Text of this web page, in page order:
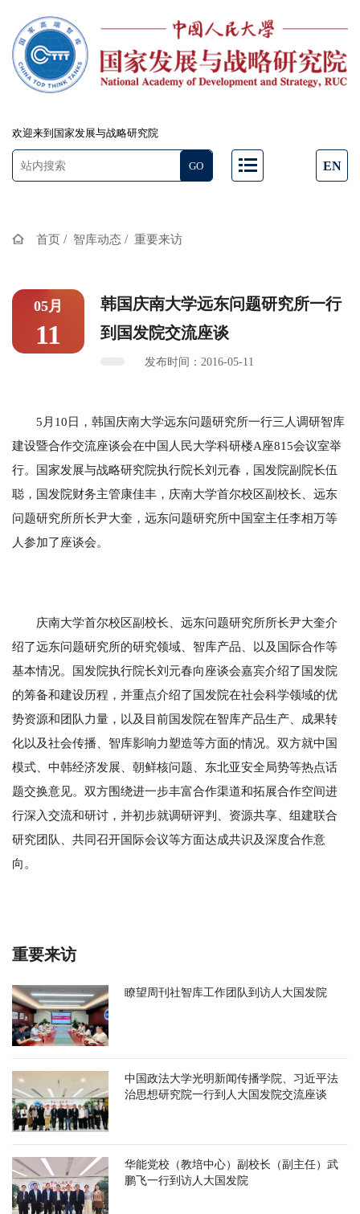
欢迎来到国家发展与战略研究院
EN
首页 / 智库动态 / 重要来访
05月
11
韩国庆南大学远东问题研究所一行
到国发院交流座谈
发布时间：2016-05-11
5月10日，韩国庆南大学远东问题研究所一行三人调研智库
建设暨合作交流座谈会在中国人民大学科研楼A座815会议室举
行。国家发展与战略研究院执行院长刘元春，国发院副院长伍
聪，国发院财务主管康佳丰，庆南大学首尔校区副校长、远东
问题研究所所长尹大奎，远东问题研究所中国室主任李相万等
人参加了座谈会。
庆南大学首尔校区副校长、远东问题研究所所长尹大奎介
绍了远东问题研究所的研究领域、智库产品、以及国际合作等
基本情况。国发院执行院长刘元春向座谈会嘉宾介绍了国发院
的筹备和建设历程，并重点介绍了国发院在社会科学领域的优
势资源和团队力量，以及目前国发院在智库产品生产、成果转
化以及社会传播、智库影响力塑造等方面的情况。双方就中国
模式、中韩经济发展、朝鲜核问题、东北亚安全局势等热点话
题交换意见。双方围绕进一步丰富合作渠道和拓展合作空间进
行深入交流和研讨，并初步就调研评判、资源共享、组建联合
研究团队、共同召开国际会议等方面达成共识及深度合作意
向。
重要来访
瞭望周刊社智库工作团队到访人大国发院
中国政法大学光明新闻传播学院、习近平法
治思想研究院一行到人大国发院交流座谈
华能党校（教培中心）副校长（副主任）武
鹏飞一行到访人大国发院